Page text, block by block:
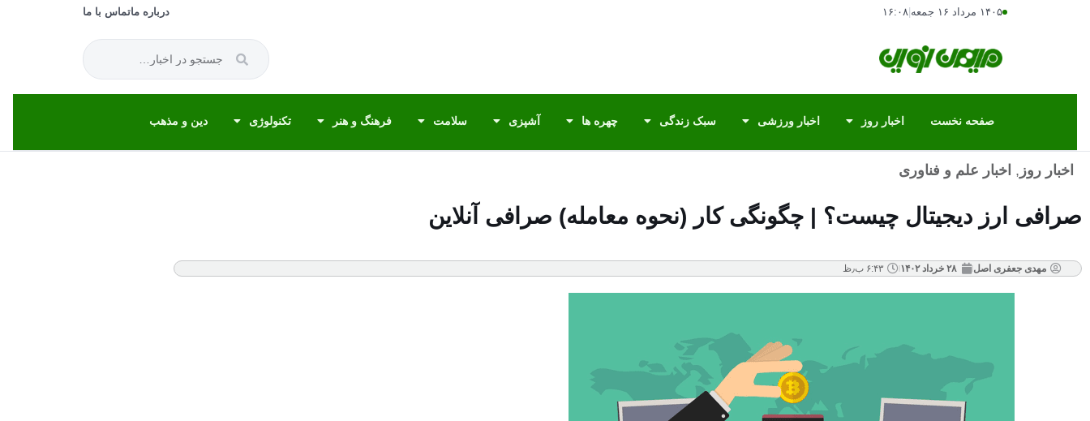
۱۴۰۵ مرداد ۱۶ جمعه ۱۶:۰۸ درباره ماتماس با ما
صفحه نخست اخبار روز اخبار ورزشی سبک زندگی چهره ها آشپزی سلامت فرهنگ و هنر تکنولوژی دین و مذهب
اخبار روز , اخبار علم و فناوری
صرافی ارز دیجیتال چیست؟ | چگونگی کار (نحوه معامله) صرافی آنلاین
مهدی جعفری اصل ۲۸ خرداد ۱۴۰۲ ۶:۴۳ ب٫ظ